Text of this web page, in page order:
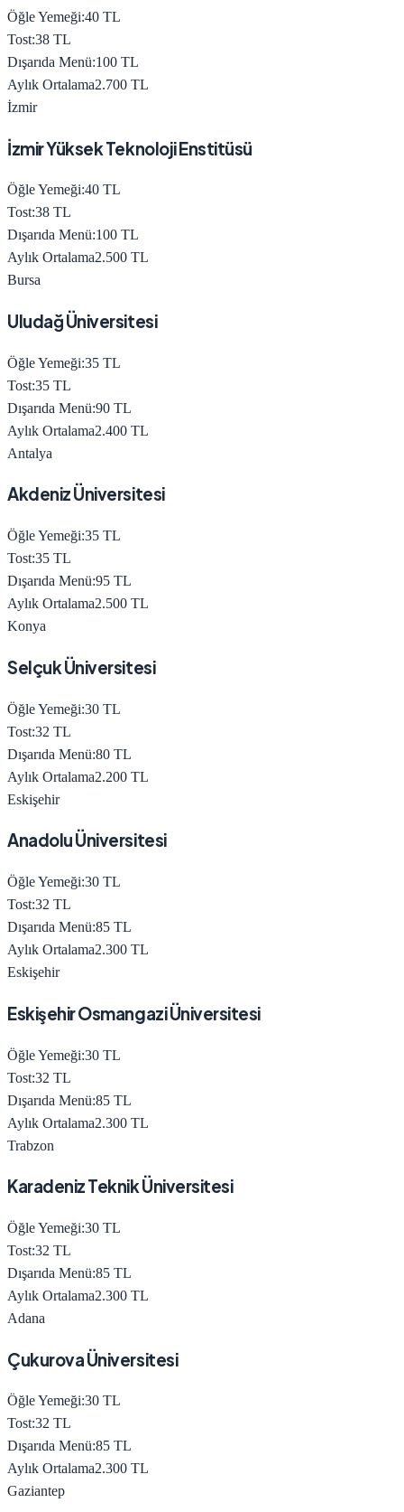
Öğle Yemeği:40 TL
Tost:38 TL
Dışarıda Menü:100 TL
Aylık Ortalama2.700 TL
İzmir
İzmir Yüksek Teknoloji Enstitüsü
Öğle Yemeği:40 TL
Tost:38 TL
Dışarıda Menü:100 TL
Aylık Ortalama2.500 TL
Bursa
Uludağ Üniversitesi
Öğle Yemeği:35 TL
Tost:35 TL
Dışarıda Menü:90 TL
Aylık Ortalama2.400 TL
Antalya
Akdeniz Üniversitesi
Öğle Yemeği:35 TL
Tost:35 TL
Dışarıda Menü:95 TL
Aylık Ortalama2.500 TL
Konya
Selçuk Üniversitesi
Öğle Yemeği:30 TL
Tost:32 TL
Dışarıda Menü:80 TL
Aylık Ortalama2.200 TL
Eskişehir
Anadolu Üniversitesi
Öğle Yemeği:30 TL
Tost:32 TL
Dışarıda Menü:85 TL
Aylık Ortalama2.300 TL
Eskişehir
Eskişehir Osmangazi Üniversitesi
Öğle Yemeği:30 TL
Tost:32 TL
Dışarıda Menü:85 TL
Aylık Ortalama2.300 TL
Trabzon
Karadeniz Teknik Üniversitesi
Öğle Yemeği:30 TL
Tost:32 TL
Dışarıda Menü:85 TL
Aylık Ortalama2.300 TL
Adana
Çukurova Üniversitesi
Öğle Yemeği:30 TL
Tost:32 TL
Dışarıda Menü:85 TL
Aylık Ortalama2.300 TL
Gaziantep